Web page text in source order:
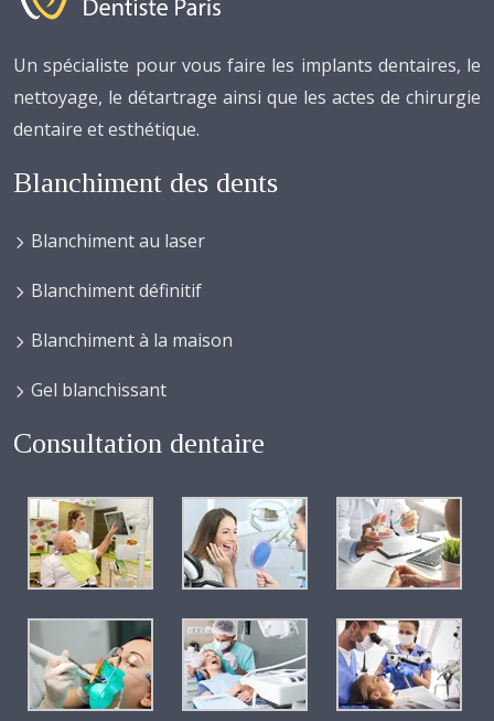
Un spécialiste pour vous faire les implants dentaires, le
nettoyage, le détartrage ainsi que les actes de chirurgie
dentaire et esthétique.
Blanchiment des dents
Blanchiment au laser
Blanchiment définitif
Blanchiment à la maison
Gel blanchissant
Consultation dentaire